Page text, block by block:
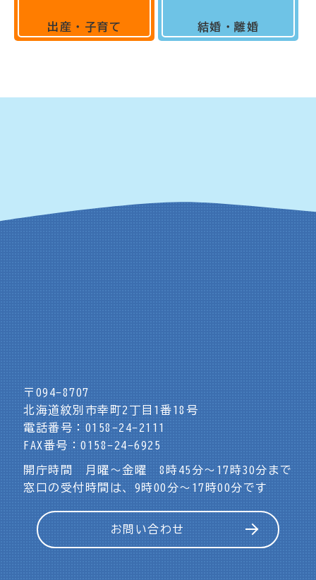
出産・子育て 結婚・離婚
〒094-8707
北海道紋別市幸町2丁目1番18号
電話番号：0158-24-2111
FAX番号：0158-24-6925
開庁時間 月曜～金曜 8時45分～17時30分まで
窓口の受付時間は、9時00分～17時00分です
お問い合わせ